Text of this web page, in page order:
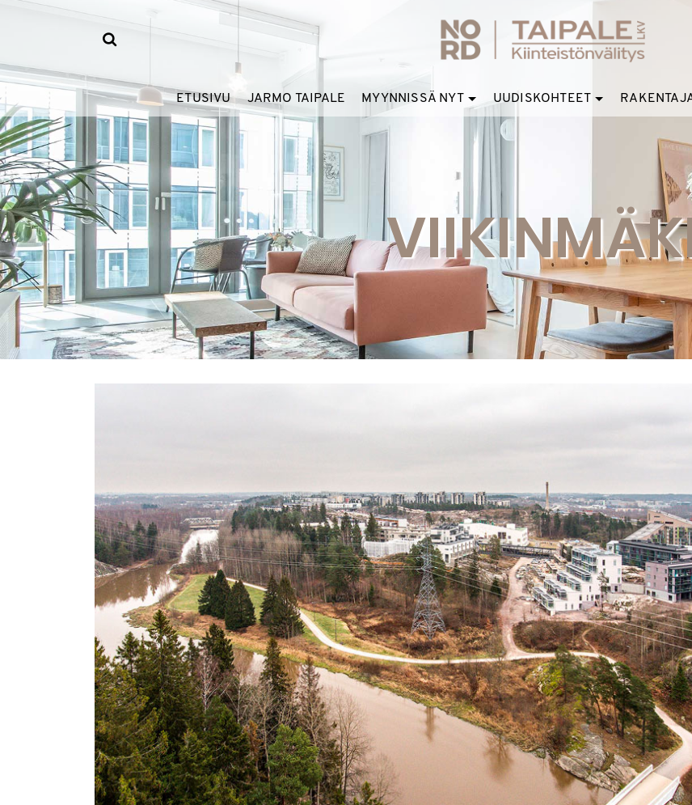
ETUSIVU JARMO TAIPALE MYYNNISSÄ NYT UUDISKOHTEET